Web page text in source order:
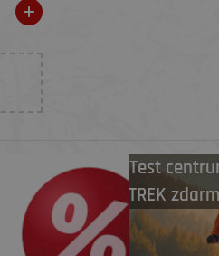
Test
TREK